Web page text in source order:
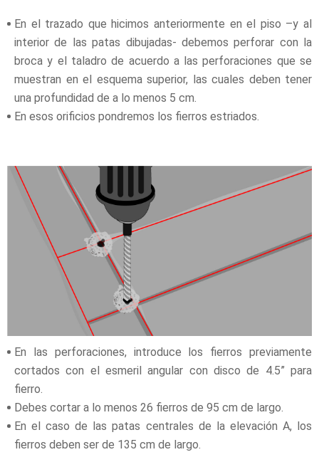
En el trazado que hicimos anteriormente en el piso –y al
interior de las patas dibujadas- debemos perforar con la
broca y el taladro de acuerdo a las perforaciones que se
muestran en el esquema superior, las cuales deben tener
una profundidad de a lo menos 5 cm.
En esos orificios pondremos los fierros estriados.
En las perforaciones, introduce los fierros previamente
cortados con el esmeril angular con disco de 4.5” para
fierro.
Debes cortar a lo menos 26 fierros de 95 cm de largo.
En el caso de las patas centrales de la elevación A, los
fierros deben ser de 135 cm de largo.